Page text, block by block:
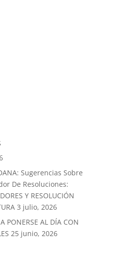
Sugerencias Sobre
De Resoluciones:
Y RESOLUCIÓN
3 julio, 2026
PONERSE AL DÍA CON
25 junio, 2026